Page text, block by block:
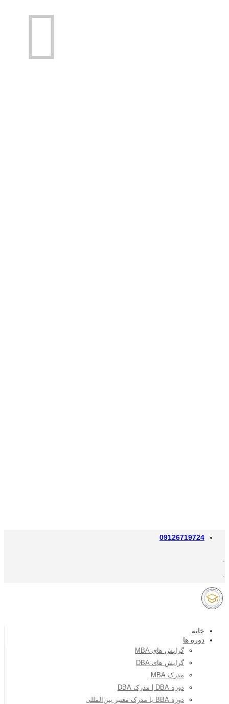
09126719724
خانه
دوره ها
گرایش های MBA
گرایش های DBA
مدرک MBA
دوره DBA | مدرک DBA
دوره BBA با مدرک معتبر بین‌المللی